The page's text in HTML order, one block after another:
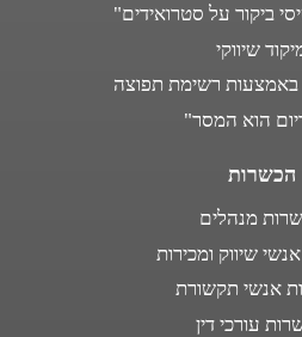
ביקור על סטרואידים"
שיווקי
באמצעות רשימת תפוצה
הוא המסר"
הכשרות
מנהלים
שיווק ומכירות
אנשי תקשורת
עורכי דין